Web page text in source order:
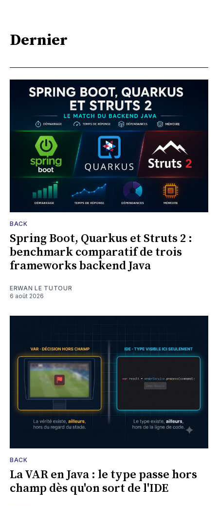
Dernier
BACK
Spring Boot, Quarkus et Struts 2 :
benchmark comparatif de trois
frameworks backend Java
ERWAN LE TUTOUR
6 août 2026
BACK
La VAR en Java : le type passe hors
champ dès qu'on sort de l'IDE